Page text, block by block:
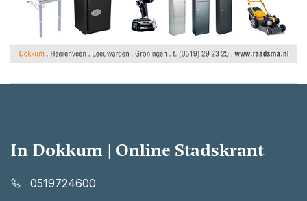
In Dokkum | Online Stadskrant
0519724600